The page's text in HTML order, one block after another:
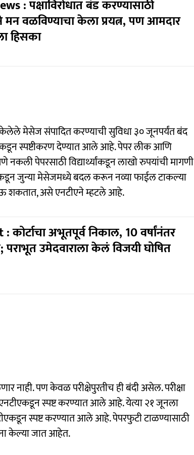
: पक्षाविरोधात बंड करण्यासाठी
मन वळविण्याचा केला प्रयत्न, पण आमदार
हिसका
मेसेज संपादित करण्याची सुविधा ३० जूनपर्यंत बंद
स्पष्टीकरण देण्यात आले आहे. पेपर लीक आणि
पेपरसाठी विद्यार्थ्यांकडून लाखो रुपयांची मागणी
जुन्या मेसेजमध्ये बदल करून नव्या फाईल टाकल्या
शकतात, असे एनटीएने म्हटले आहे.
अभूतपूर्व निकाल, 10 वर्षांनंतर
पराभूत उमेदवाराला केलं विजयी घोषित
नाही. पण केवळ परीक्षेपुरतीच ही बंदी असेल. परीक्षा
एनटीएकडून स्पष्ट करण्यात आले आहे. येत्या २१ जूनला
स्पष्ट करण्यात आले आहे. पेपरफुटी टाळण्यासाठी
केल्या जात आहेत.